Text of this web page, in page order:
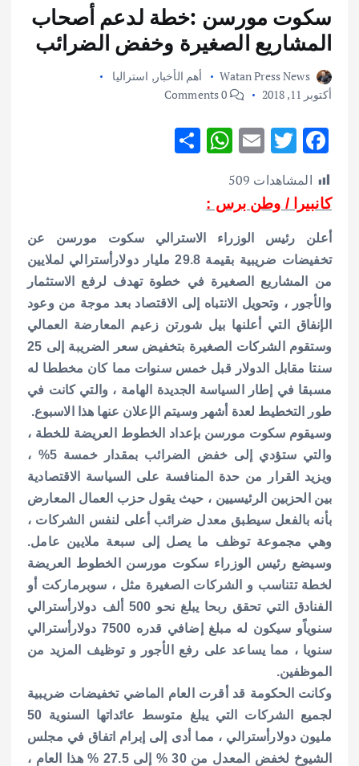
سكوت مورسن :خطة لدعم أصحاب
المشاريع الصغيرة وخفض الضرائب
Watan Press News أهم الأخبار, استراليا
أكتوبر 11, 2018
F
ac
e
b
o
o
k
T
w
it
te
r
E
m
ai
l
W
s
A
p
p
المشاهدات 509
كانبيرا / وطن برس :
أعلن رئيس الوزراء الاسترالي سكوت مورسن عن
تخفيضات ضريبية بقيمة 29.8 مليار دولارأسترالي لملايين
من المشاريع الصغيرة في خطوة تهدف لرفع الاستثمار
والأجور ، وتحويل الانتباه إلى الاقتصاد بعد موجة من وعود
الإنفاق التي أعلنها بيل شورتن زعيم المعارضة العمالي
وستقوم الشركات الصغيرة بتخفيض سعر الضريبة إلى 25
سنتا مقابل الدولار قبل خمس سنوات مما كان مخططا له
مسبقا في إطار السياسة الجديدة الهامة ، والتي كانت في
طور التخطيط لعدة أشهر وسيتم الإعلان عنها هذا الاسبوع.
وسيقوم سكوت مورسن بإعداد الخطوط العريضة للخطة ،
والتي ستؤدي إلى خفض الضرائب بمقدار خمسة 5% ،
ويزيد القرار من حدة المنافسة على السياسة الاقتصادية
بين الحزبين الرئيسيين ، حيث يقول حزب العمال المعارض
بأنه بالفعل سيطبق معدل ضرائب أعلى لنفس الشركات ،
وهي مجموعة توظف ما يصل إلى سبعة ملايين عامل.
وسيضع رئيس الوزراء سكوت مورسن الخطوط العريضة
لخطة تتناسب و الشركات الصغيرة مثل ، سوبرماركت أو
الفنادق التي تحقق ربحا يبلغ نحو 500 ألف دولارأسترالي
سنوياًو سيكون له مبلغ إضافي قدره 7500 دولارأسترالي
سنويا ، مما يساعد على رفع الأجور و توظيف المزيد من
الموظفين.
وكانت الحكومة قد أقرت العام الماضي تخفيضات ضريبية
لجميع الشركات التي يبلغ متوسط عائداتها السنوية 50
مليون دولارأسترالي ، مما أدى إلى إبرام اتفاق في مجلس
الشيوخ لخفض المعدل من 30 % إلى 27.5 % هذا العام ،